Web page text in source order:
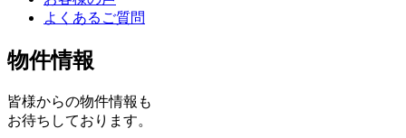
よくあるご質問
物件情報
皆様からの物件情報も
お待ちしております。